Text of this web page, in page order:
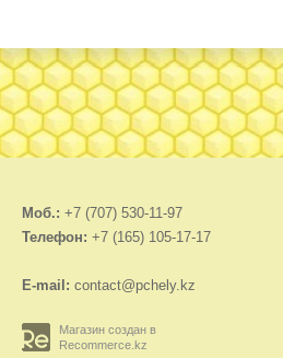
Моб.: +7 (707) 530-11-97
Телефон: +7 (165) 105-17-17
E-mail: contact@pchely.kz
Магазин создан в
Recommerce.kz